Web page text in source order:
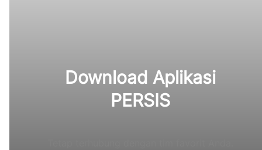
Download Aplikasi
PERSIS